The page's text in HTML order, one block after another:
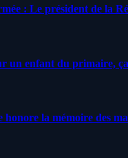
: Le président de la
un enfant du primaire,
la mémoire des